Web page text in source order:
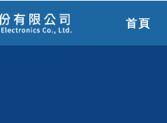
首頁